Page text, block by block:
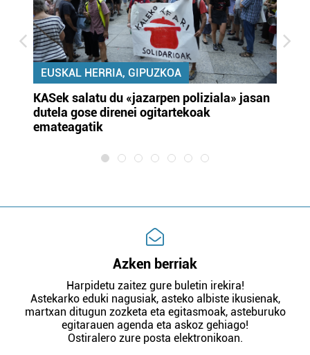
EUSKAL HERRIA, GIPUZKOA
KASek salatu du «jazarpen poliziala» jasan
dutela gose direnei ogitartekoak
emateagatik
Azken berriak
Harpidetu zaitez gure buletin irekira!
Astekarko eduki nagusiak, asteko albiste ikusienak,
martxan ditugun zozketa eta egitasmoak, asteburuko
egitarauen agenda eta askoz gehiago!
Ostiralero zure posta elektronikoan.